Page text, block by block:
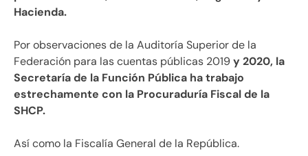
Hacienda.
Por observaciones de la Auditoría Superior de la
Federación para las cuentas públicas 2019y 2020, la
Secretaría de la Función Pública ha trabajo
estrechamente con la Procuraduría Fiscal de la
SHCP.
Así como la Fiscalía General de la República.